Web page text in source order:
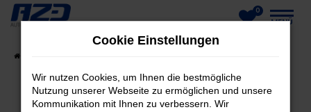
Zum
springen
0
MENÜ
Cookie Einstellungen
Wir nutzen Cookies, um Ihnen die bestmögliche
Nutzung unserer Webseite zu ermöglichen und unsere
Kommunikation mit Ihnen zu verbessern. Wir